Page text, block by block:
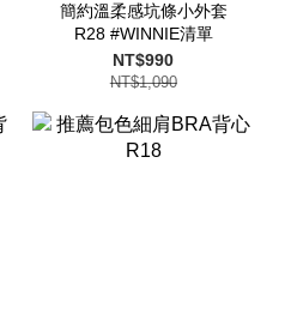
簡約溫柔感坑條小外套
R28 #WINNIE清單
NT$990
NT$1,090